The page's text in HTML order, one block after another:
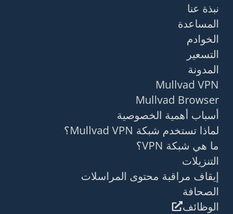
نبذة عنا
المساعدة
الخوادم
التسعير
المدونة
Mullvad VPN
Mullvad Browser
أسباب أهمية الخصوصية
لماذا تستخدم شبكة Mullvad VPN؟
ما هي شبكة VPN؟
التنزيلات
إيقاف مراقبة محتوى المراسلات
الصحافة
الوظائف